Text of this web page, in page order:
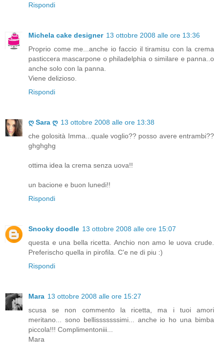
Rispondi
Michela cake designer 13 ottobre 2008 alle ore 13:36
Proprio come me...anche io faccio il tiramisu con la crema
pasticcera mascarpone o philadelphia o similare e panna..o
anche solo con la panna.
Viene delizioso.
Rispondi
ღ Sara ღ 13 ottobre 2008 alle ore 13:38
che golosità Imma...quale voglio?? posso avere entrambi??
ghghghg
ottima idea la crema senza uova!!
un bacione e buon lunedi!!
Rispondi
Snooky doodle 13 ottobre 2008 alle ore 15:07
questa e una bella ricetta. Anchio non amo le uova crude.
Preferischo quella in pirofila. C'e ne di piu :)
Rispondi
Mara 13 ottobre 2008 alle ore 15:27
scusa se non commento la ricetta, ma i tuoi amori
meritano... sono bellisssssssimi... anche io ho una bimba
piccola!!! Complimentoniii...
Mara